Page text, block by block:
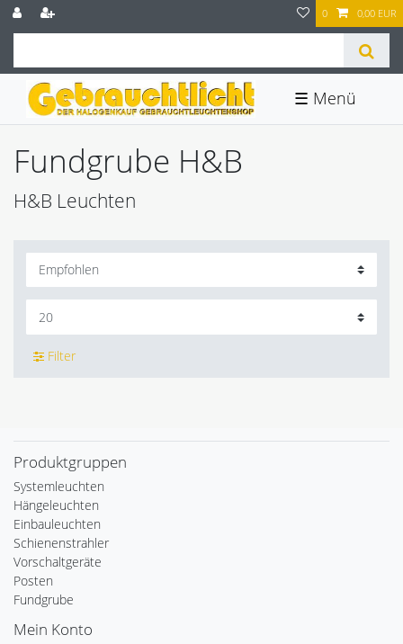
0 0,00 EUR
☰
Fundgrube H&B
H&B Leuchten
Filter
Produktgruppen
Systemleuchten
Hängeleuchten
Einbauleuchten
Schienenstrahler
Vorschaltgeräte
Posten
Fundgrube
Mein Konto